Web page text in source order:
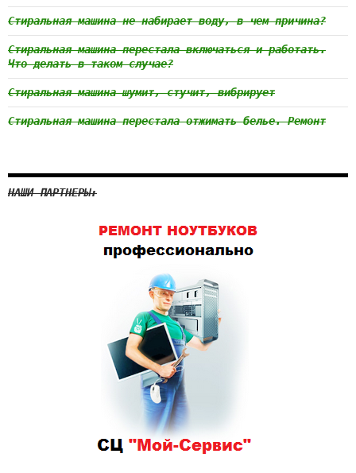
Стиральная машина не набирает воду, в чем причина?
Стиральная машина перестала включаться и работать.
Что делать в таком случае?
Стиральная машина шумит, стучит, вибрирует
Стиральная машина перестала отжимать белье. Ремонт
НАШИ ПАРТНЕРЫ: